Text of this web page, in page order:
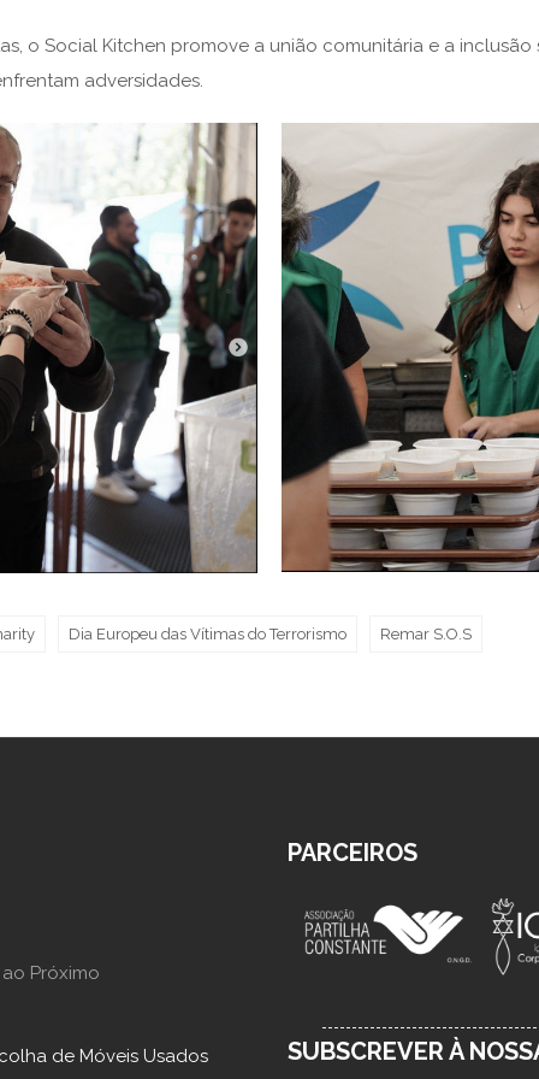
o Social Kitchen promove a união comunitária e a
adversidades.
Dia Europeu das Vítimas do Terrorismo Remar S.O.S
Próximo
de Móveis Usados
PARCEIROS
SUBSCREVER À